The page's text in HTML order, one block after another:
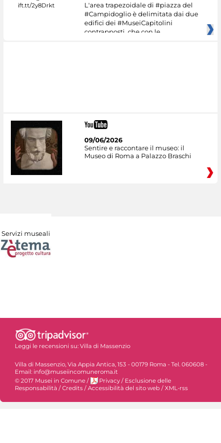
L'area trapezoidale di #piazza del
#Campidoglio è delimitata dai due
edifici dei #MuseiCapitolini
contrapposti, che con le
09/06/2026
Sentire e raccontare il museo: il
Museo di Roma a Palazzo Braschi
Servizi museali
Leggi le recensioni su: Villa di Massenzio
Villa di Massenzio, Via Appia Antica, 153 - 00179 Roma - Tel. 060608 -
Email: info@museiincomuneroma.it
© 2017 Musei in Comune / Privacy / Esclusione delle
Responsabilità / Credits / Accessibilità del sito web / XML-rss